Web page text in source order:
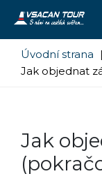
Úvodní strana |
Jak objednat
Jak